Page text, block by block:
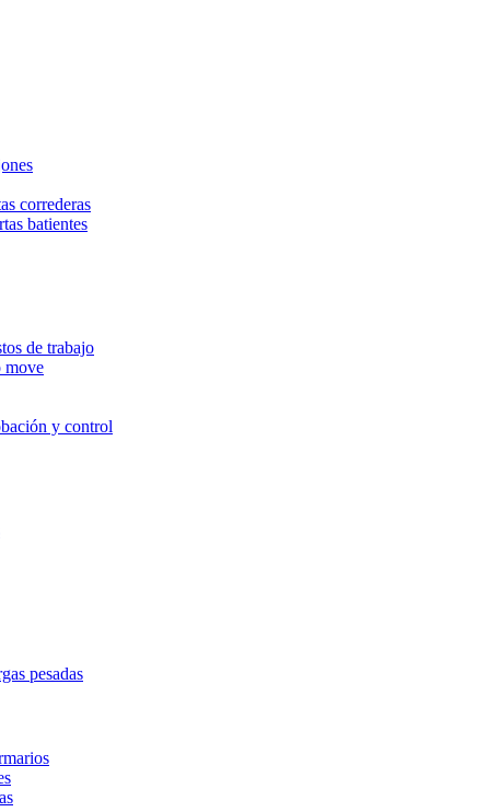
correderas
batientes
de trabajo
move
y control
pesadas